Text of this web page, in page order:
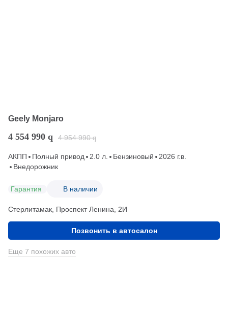
Geely Monjaro
4 554 990 q 4 954 990 q
АКПП Полный привод 2.0 л. Бензиновый
2026 г.в.
Внедорожник
Гарантия В наличии
Стерлитамак, Проспект Ленина, 2И
Позвонить в автосалон
Еще 7 похожих авто